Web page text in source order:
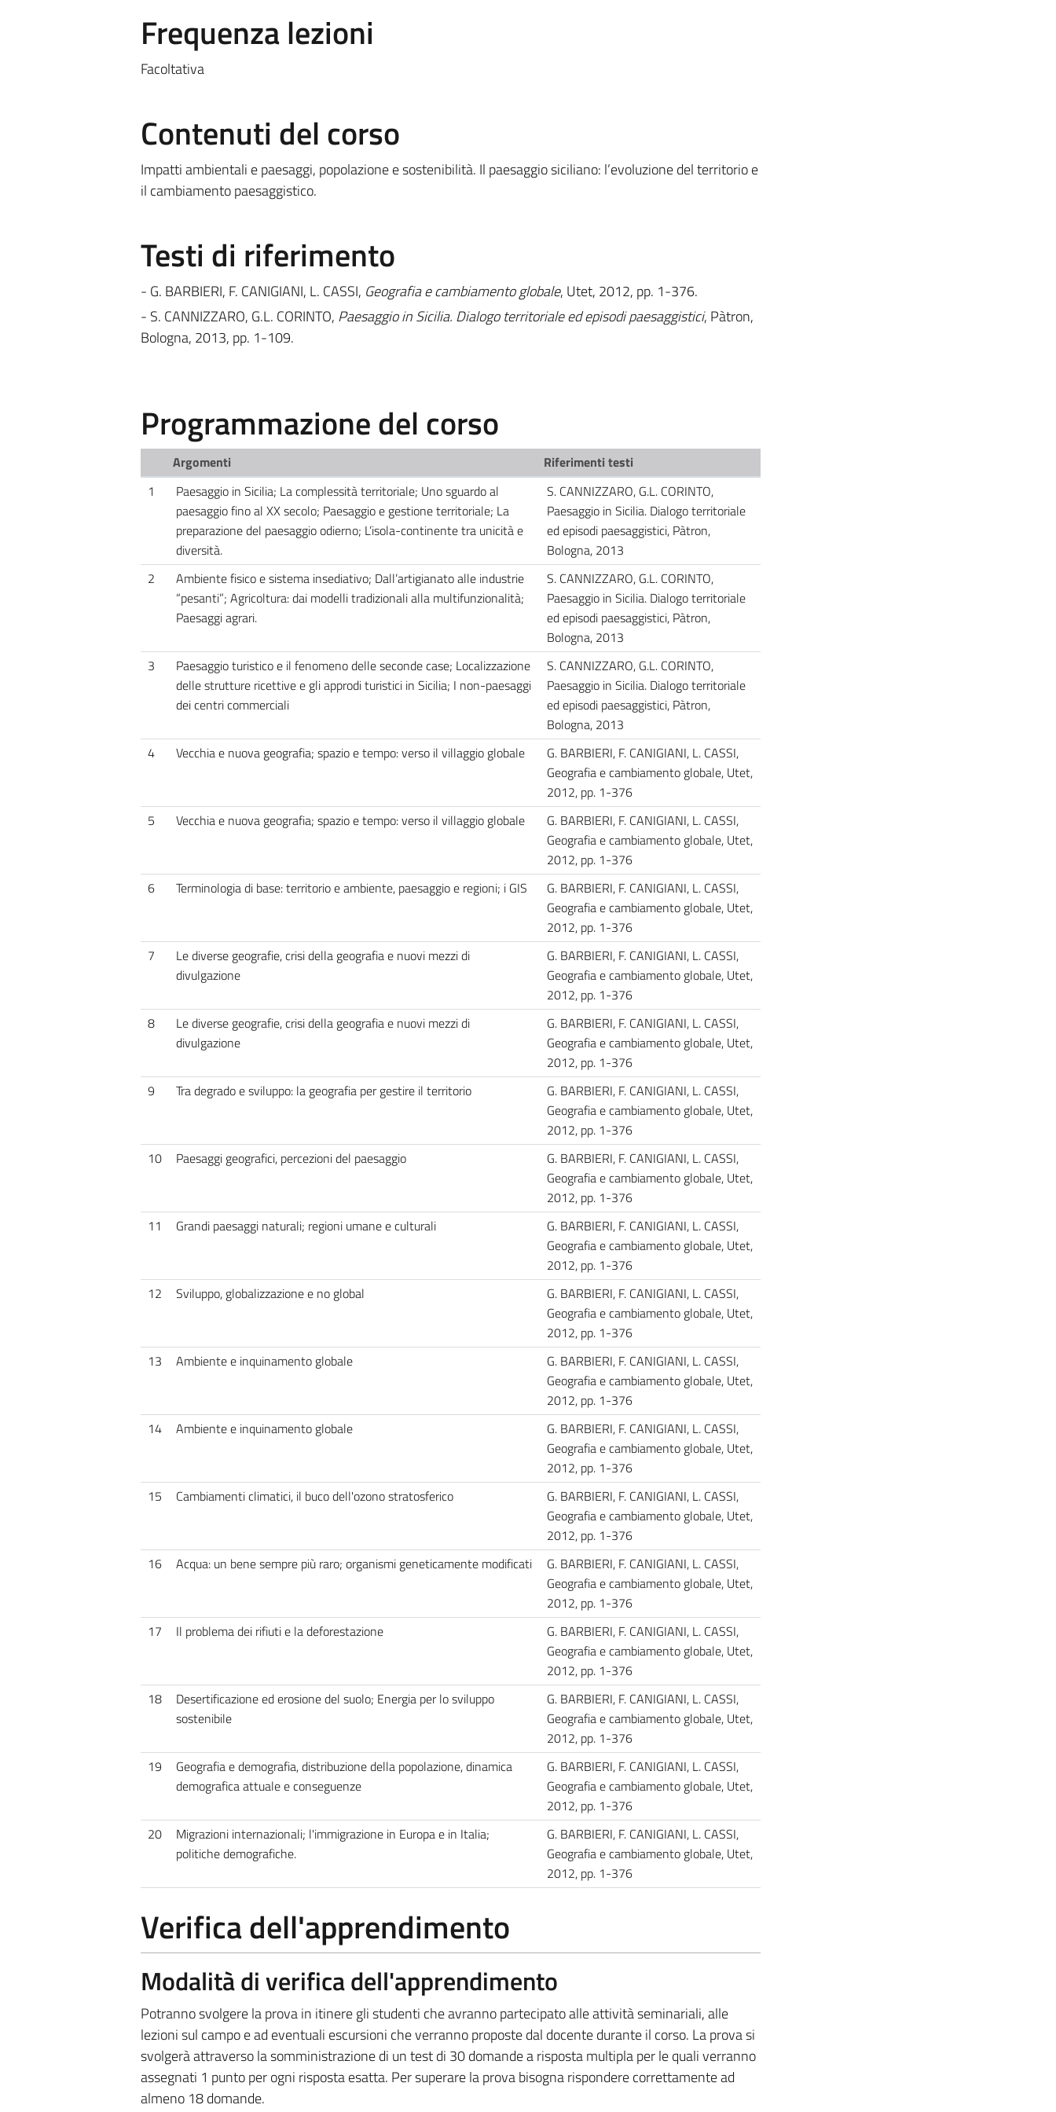
Frequenza lezioni
Facoltativa
Contenuti del corso
Impatti ambientali e paesaggi, popolazione e sostenibilità. Il paesaggio siciliano: l’evoluzione del territorio e
il cambiamento paesaggistico.
Testi di riferimento
- G. BARBIERI, F. CANIGIANI, L. CASSI, Geografia e cambiamento globale, Utet, 2012, pp. 1-376.
- S. CANNIZZARO, G.L. CORINTO, Paesaggio in Sicilia. Dialogo territoriale ed episodi paesaggistici, Pàtron,
Bologna, 2013, pp. 1-109.
Programmazione del corso
Argomenti
Riferimenti testi
1
Paesaggio in Sicilia; La complessità territoriale; Uno sguardo al
paesaggio fino al XX secolo; Paesaggio e gestione territoriale; La
preparazione del paesaggio odierno; L’isola-continente tra unicità e
diversità.
S. CANNIZZARO, G.L. CORINTO,
Paesaggio in Sicilia. Dialogo territoriale
ed episodi paesaggistici, Pàtron,
Bologna, 2013
2
Ambiente fisico e sistema insediativo; Dall’artigianato alle industrie
“pesanti”; Agricoltura: dai modelli tradizionali alla multifunzionalità;
Paesaggi agrari.
S. CANNIZZARO, G.L. CORINTO,
Paesaggio in Sicilia. Dialogo territoriale
ed episodi paesaggistici, Pàtron,
Bologna, 2013
3
Paesaggio turistico e il fenomeno delle seconde case; Localizzazione
delle strutture ricettive e gli approdi turistici in Sicilia; I non-paesaggi
dei centri commerciali
S. CANNIZZARO, G.L. CORINTO,
Paesaggio in Sicilia. Dialogo territoriale
ed episodi paesaggistici, Pàtron,
Bologna, 2013
4
Vecchia e nuova geografia; spazio e tempo: verso il villaggio globale
G. BARBIERI, F. CANIGIANI, L. CASSI,
Geografia e cambiamento globale, Utet,
2012, pp. 1-376
5
Vecchia e nuova geografia; spazio e tempo: verso il villaggio globale
G. BARBIERI, F. CANIGIANI, L. CASSI,
Geografia e cambiamento globale, Utet,
2012, pp. 1-376
6
Terminologia di base: territorio e ambiente, paesaggio e regioni; i GIS
G. BARBIERI, F. CANIGIANI, L. CASSI,
Geografia e cambiamento globale, Utet,
2012, pp. 1-376
7
Le diverse geografie, crisi della geografia e nuovi mezzi di
divulgazione
G. BARBIERI, F. CANIGIANI, L. CASSI,
Geografia e cambiamento globale, Utet,
2012, pp. 1-376
8
Le diverse geografie, crisi della geografia e nuovi mezzi di
divulgazione
G. BARBIERI, F. CANIGIANI, L. CASSI,
Geografia e cambiamento globale, Utet,
2012, pp. 1-376
9
Tra degrado e sviluppo: la geografia per gestire il territorio
G. BARBIERI, F. CANIGIANI, L. CASSI,
Geografia e cambiamento globale, Utet,
2012, pp. 1-376
10
Paesaggi geografici, percezioni del paesaggio
G. BARBIERI, F. CANIGIANI, L. CASSI,
Geografia e cambiamento globale, Utet,
2012, pp. 1-376
11
Grandi paesaggi naturali; regioni umane e culturali
G. BARBIERI, F. CANIGIANI, L. CASSI,
Geografia e cambiamento globale, Utet,
2012, pp. 1-376
12
Sviluppo, globalizzazione e no global
G. BARBIERI, F. CANIGIANI, L. CASSI,
Geografia e cambiamento globale, Utet,
2012, pp. 1-376
13
Ambiente e inquinamento globale
G. BARBIERI, F. CANIGIANI, L. CASSI,
Geografia e cambiamento globale, Utet,
2012, pp. 1-376
14
Ambiente e inquinamento globale
G. BARBIERI, F. CANIGIANI, L. CASSI,
Geografia e cambiamento globale, Utet,
2012, pp. 1-376
15
Cambiamenti climatici, il buco dell'ozono stratosferico
G. BARBIERI, F. CANIGIANI, L. CASSI,
Geografia e cambiamento globale, Utet,
2012, pp. 1-376
16
Acqua: un bene sempre più raro; organismi geneticamente modificati
G. BARBIERI, F. CANIGIANI, L. CASSI,
Geografia e cambiamento globale, Utet,
2012, pp. 1-376
17
Il problema dei rifiuti e la deforestazione
G. BARBIERI, F. CANIGIANI, L. CASSI,
Geografia e cambiamento globale, Utet,
2012, pp. 1-376
18
Desertificazione ed erosione del suolo; Energia per lo sviluppo
sostenibile
G. BARBIERI, F. CANIGIANI, L. CASSI,
Geografia e cambiamento globale, Utet,
2012, pp. 1-376
19
Geografia e demografia, distribuzione della popolazione, dinamica
demografica attuale e conseguenze
G. BARBIERI, F. CANIGIANI, L. CASSI,
Geografia e cambiamento globale, Utet,
2012, pp. 1-376
20
Migrazioni internazionali; l'immigrazione in Europa e in Italia;
politiche demografiche.
G. BARBIERI, F. CANIGIANI, L. CASSI,
Geografia e cambiamento globale, Utet,
2012, pp. 1-376
Verifica dell'apprendimento
Modalità di verifica dell'apprendimento
Potranno svolgere la prova in itinere gli studenti che avranno partecipato alle attività seminariali, alle
lezioni sul campo e ad eventuali escursioni che verranno proposte dal docente durante il corso. La prova si
svolgerà attraverso la somministrazione di un test di 30 domande a risposta multipla per le quali verranno
assegnati 1 punto per ogni risposta esatta. Per superare la prova bisogna rispondere correttamente ad
almeno 18 domande.